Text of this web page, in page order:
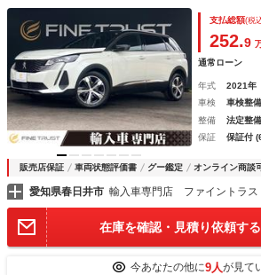
無制限保証付 禁煙車 アラウンドビュー
グアシスト 純正ＨＤＤナビ フルセグ
支払総額(税
252.9
通常ローン
年式 2021年
車検
車検整
整備
法定整
保証
保証付
販売店保証 車両状態評価書 グー鑑定 オンライン商談
愛知県春日井市 輸入車専門店 ファイントラス
在庫を確認・見積り依頼する
今あなたの他に9人が見て